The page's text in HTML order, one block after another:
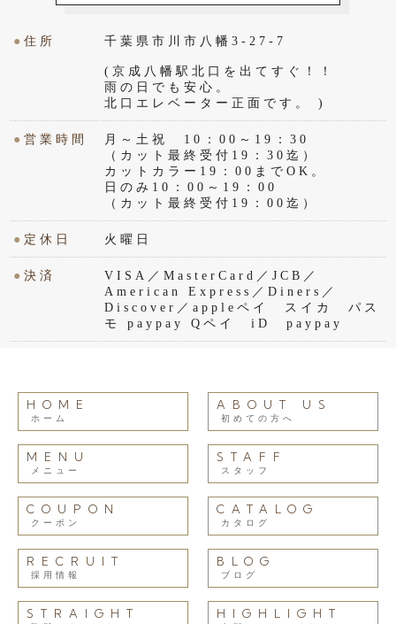
●住所 千葉県市川市八幡3-27-7
(京成八幡駅北口を出てすぐ！！
雨の日でも安心。
北口エレベーター正面です。 )
●営業時間
月～土祝 10：00～19：30
（カット最終受付19：30迄）
カットカラー19：00までOK。
日のみ10：00～19：00
（カット最終受付19：00迄）
● 定休日 火曜日
●決済
VISA／MasterCard／JCB／
American Express／Diners／
Discover／appleペイ スイカ パス
モ paypay Qペイ iD paypay
HOME
ホーム
ABOUT US
初めての方へ
MENU
メニュー
STAFF
スタッフ
COUPON
クーポン
CATALOG
カタログ
RECRUIT
採用情報
BLOG
ブログ
STRAIGHT HIGHLIGHT